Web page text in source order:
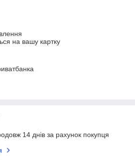
на вашу картку
14 днів за рахунок покупця